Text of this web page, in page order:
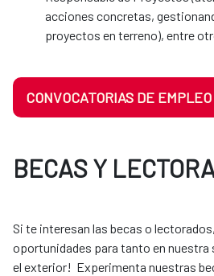
acciones concretas,
proyectos en terreno), entre
CONVOCATORIAS DE
BECAS Y
Si te interesan las becas o
oportunidades para tanto en nuestra
el exterior! Experimenta nuestras